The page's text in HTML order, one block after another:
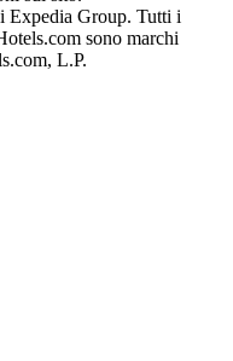
Expedia Group. Tutti i
sono marchi
L.P.